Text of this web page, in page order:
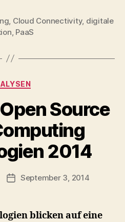
Cloud Connectivity, digitale
PaaS
Categories
Source
2014
PostSeptember 3, 2014
blicken auf eine